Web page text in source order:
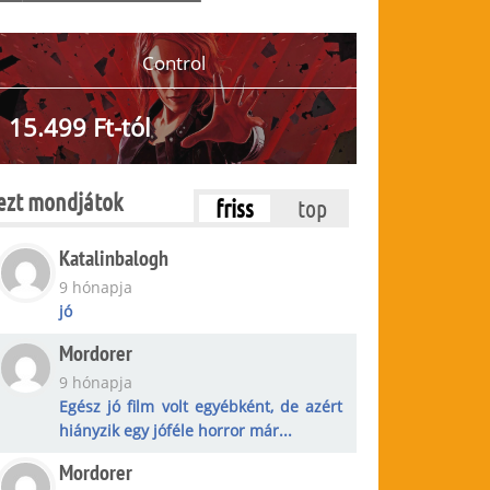
Control
15.499 Ft-tól
mondjátok friss
top
Katalinbalogh
9 hónapja
jó
Mordorer
9 hónapja
Egész jó film volt egyébként, de azért
hiányzik egy jóféle horror már...
Mordorer